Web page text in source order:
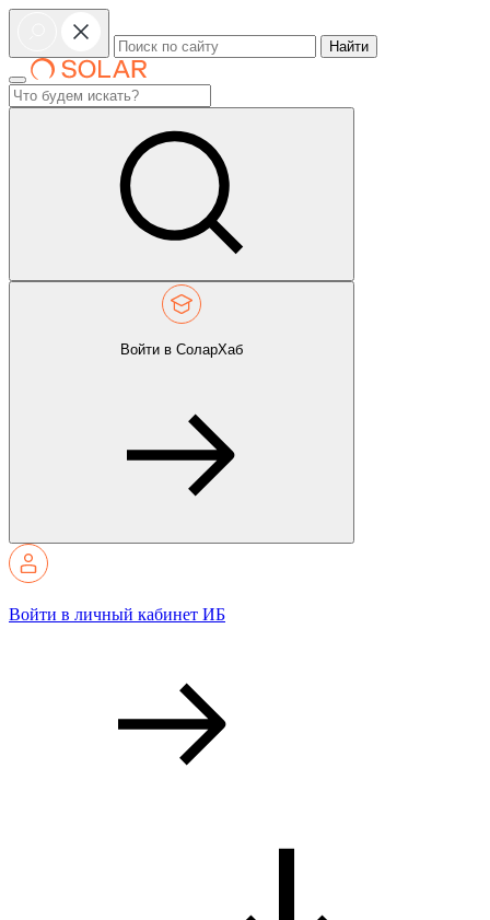
Найти
Войти в СоларХаб
Войти в личный кабинет ИБ